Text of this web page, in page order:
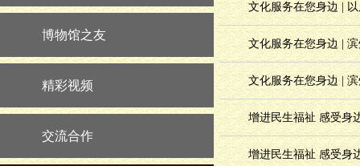
博物馆之友
精彩视频
交流合作
文化服务在您身边 |
文化服务在您身边 |
文化服务在您身边 |
增进民生福祉 感受身
增进民生福祉 感受身